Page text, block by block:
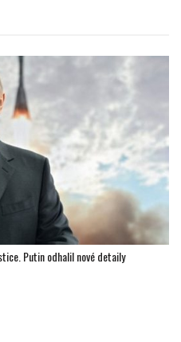
Putin odhalil nové detaily